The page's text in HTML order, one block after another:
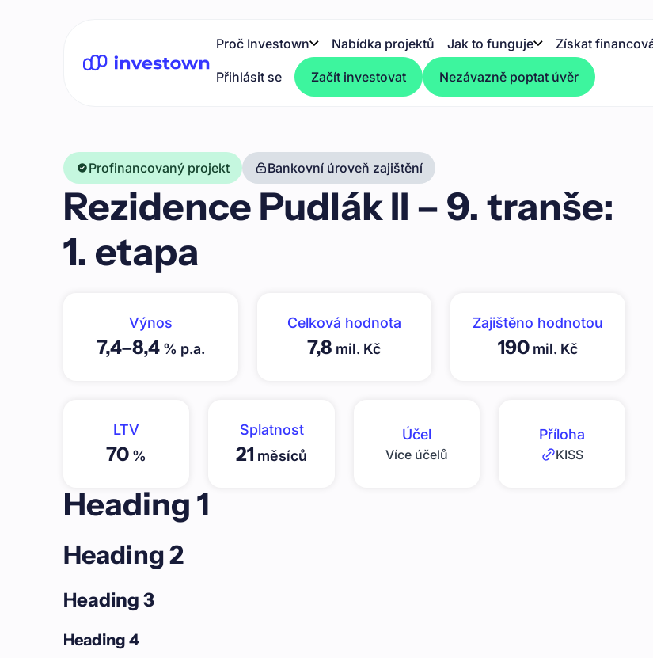
Proč Investown Nabídka projektů Jak to funguje Získat
Přihlásit se Začít investovat Nezávazně poptat úvěr
Profinancovaný projekt Bankovní úroveň zajištění
Rezidence Pudlák II – 9. tranše:
1. etapa
Výnos
7,4–8,4% p.a.
Celková hodnota
7,8 mil. Kč
Zajištěno hodnotou
190 mil. Kč
LTV
70 %
Splatnost
21 měsíců
Účel
Více účelů
Příloha
KISS
Heading 1
Heading 2
Heading 3
Heading 4